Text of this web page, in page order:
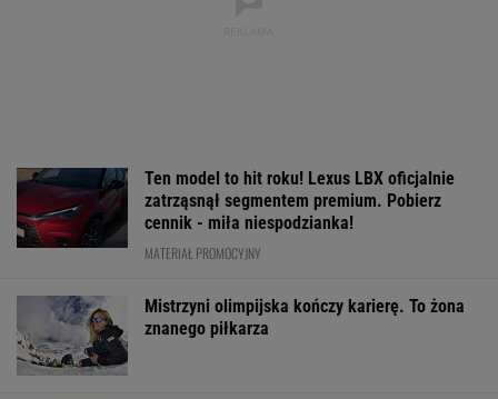
Ten model to hit roku! Lexus LBX oficjalnie
zatrząsnął segmentem premium. Pobierz
cennik - miła niespodzianka!
MATERIAŁ PROMOCYJNY
Mistrzyni olimpijska kończy karierę. To żona
znanego piłkarza